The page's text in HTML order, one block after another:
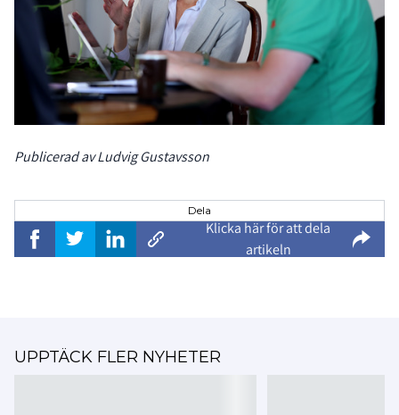
Publicerad av Ludvig Gustavsson
Dela
Klicka här för att dela
artikeln
UPPTÄCK FLER NYHETER